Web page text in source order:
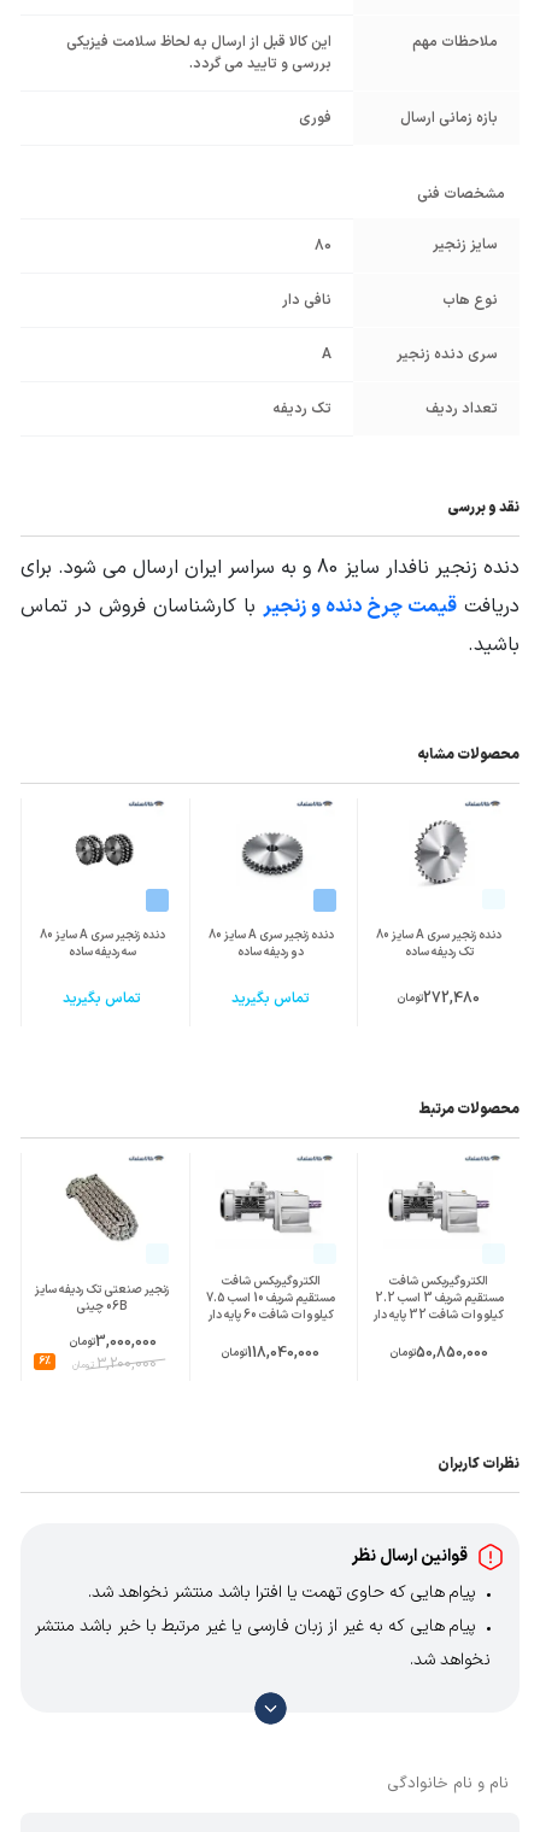
ملاحظات مهم
این کالا قبل از ارسال به لحاظ سلامت فیزیکی
بررسی و تایید می گردد.
بازه زمانی ارسال فوری
مشخصات فنی
سایز زنجیر 80
نوع هاب نافی دار
سری دنده زنجیر A
تعداد ردیف تک ردیفه
نقد و بررسی
دنده زنجیر نافدار سایز 80 و به سراسر ایران ارسال می شود. برای
دریافت قیمت چرخ دنده و زنجیر با کارشناسان فروش در تماس
باشید.
محصولات مشابه
دنده زنجیر سری A سایز 80
تک ردیفه ساده
272,480تومان
دنده زنجیر سری A سایز 80
دو ردیفه ساده
تماس بگیرید
دنده زنجیر سری A سایز 80
سه ردیفه ساده
تماس بگیرید
محصولات مرتبط
الکتروگیربکس شافت
مستقیم شریف 3 اسب 2.2
کیلووات شافت 32 پایه دار
50,850,000تومان
الکتروگیربکس شافت
مستقیم شریف 10 اسب 7.5
کیلووات شافت 60 پایه دار
118,040,000تومان
زنجیر صنعتی تک ردیفه سایز
06B چینی
3,000,000تومان
3,200,000تومان 6%
نظرات کاربران
قوانین ارسال نظر
پیام هایی که حاوی تهمت یا افترا باشد منتشر نخواهد شد.
پیام هایی که به غیر از زبان فارسی یا غیر مرتبط با خبر باشد منتشر
نخواهد شد.
با توجه به آن که امکان موافقت یا مخالفت با محتوای نظرات
وجود دارد، معمولا نظراتی که محتوای مشابه دارند، انتشار نمی‌یابند
نام و نام خانوادگی